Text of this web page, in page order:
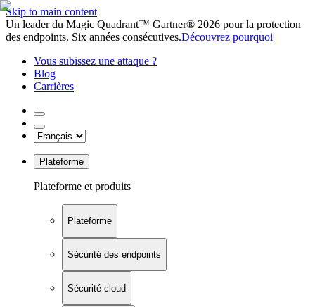
Skip to main content
Un leader du Magic Quadrant™ Gartner® 2026 pour la protection
des endpoints. Six années consécutives.Découvrez pourquoi
Vous subissez une attaque ?
Blog
Carrières
Plateforme
Plateforme et produits
Plateforme
Sécurité des endpoints
Sécurité cloud